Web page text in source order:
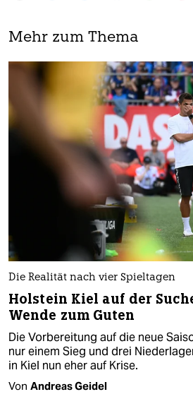
Mehr zum Thema
Die Realität nach vier Spieltagen
Holstein Kiel auf der
Wende zum Guten
Die Vorbereitung auf die neue
nur einem Sieg und drei
in Kiel nun eher auf Krise.
Von Andreas Geidel